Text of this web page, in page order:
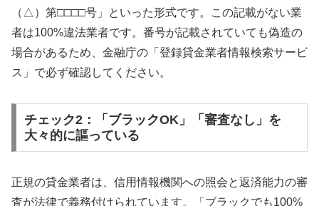
（△）第□□□□号」といった形式です。この記載がない業
者は100%違法業者です。番号が記載されていても偽造の
場合があるため、金融庁の「登録貸金業者情報検索サービ
ス」で必ず確認してください。
チェック2：「ブラックOK」「審査なし」を
大々的に謳っている
正規の貸金業者は、信用情報機関への照会と返済能力の審
査が法律で義務付けられています。「ブラックでも100%